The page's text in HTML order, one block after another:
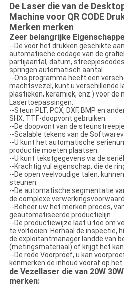
De Laser die van de
Machine voor QR CODE
Merken merken
Zeer belangrijke
--De voor het drukken geschikte
automatische codage van de
partijaantal, datum,
springen automatisch aantal.
--Ons programma heeft een
machtsvezel, kunt u verschillende
plastieken, keramiek, enz.) voor de
Lasertoepassingen.
--Steun PLT, PCX, DXF, BMP en
SHX, TTF-doopvont gebruiken.
--De doopvont van de
--Scalable tekens van de
--U kunt het automatische
productie moeten plaatsen.
--U kunt tekstgegevens via de
--Krachtig vul eigenschap, die de
--De open veelvoudige talen,
steunen.
--De automatische segmentatie
de complexe
--Beheer uw het merken proces,
geautomatiseerde productielijn
--De productiewijze laat u toe om
te voltooien: Herhaal de inspectie,
de exploitantmanager landde van
(metingsmateriaal) of krijgt het
--De rode Voorproef, u kan
kenmerken de inhoud vooraf op
de Vezellaser die van 20W
merken: